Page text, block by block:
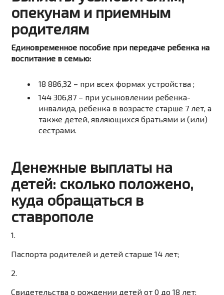
опекунам и приемным
родителям
Единовременное пособие при передаче ребенка на
воспитание в семью:
18 886,32 – при всех формах устройства ;
144 306,87 – при усыновлении ребенка-
инвалида, ребенка в возрасте старше 7 лет, а
также детей, являющихся братьями и (или)
сестрами.
Денежные выплаты на
детей: сколько положено,
куда обращаться в
ставрополе
1.
Паспорта родителей и детей старше 14 лет;
2.
Свидетельства о рождении детей от 0 до 18 лет;